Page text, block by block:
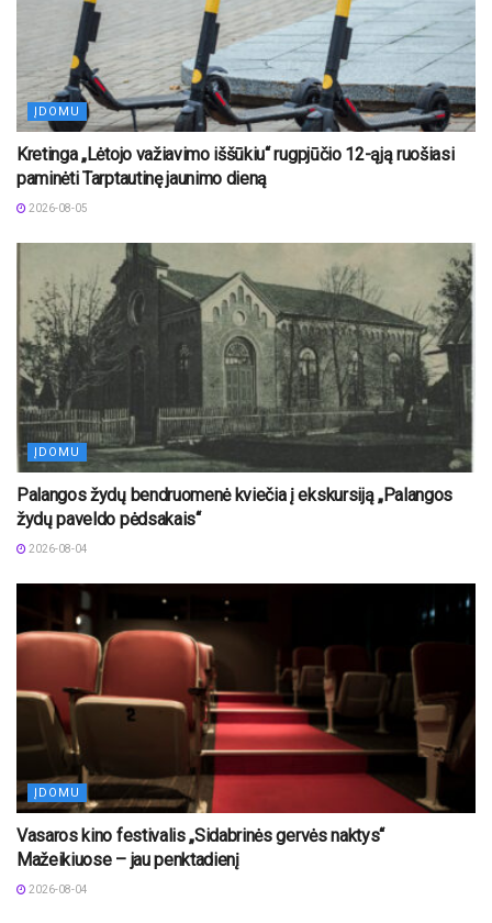
ĮDOMU
Kretinga „Lėtojo važiavimo iššūkiu“ rugpjūčio 12-ąją ruošiasi
paminėti Tarptautinę jaunimo dieną
2026-08-05
ĮDOMU
Palangos žydų bendruomenė kviečia į ekskursiją „Palangos
žydų paveldo pėdsakais“
2026-08-04
ĮDOMU
Vasaros kino festivalis „Sidabrinės gervės naktys“
Mažeikiuose – jau penktadienį
2026-08-04